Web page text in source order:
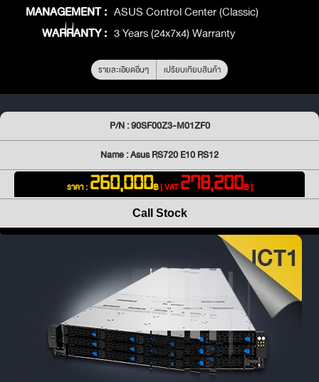
MANAGEMENT : ASUS Control Center (Classic)
WARRANTY : 3 Years (24x7x4) Warranty
รายละเอียดอื่นๆ เปรียบเทียบสินค้า
P/N : 90SF00Z3-M01ZF0
Name : Asus RS720 E10 RS12
ราคา : 260,000฿[ VAT278,200฿ ]
Call Stock